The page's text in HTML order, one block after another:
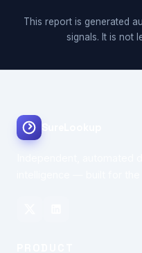
This report is generated
signals. It is not
SureLookup